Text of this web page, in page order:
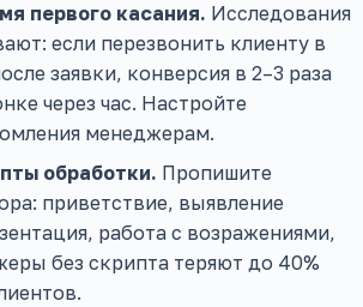
первого касания. Исследования
если перезвонить клиенту в
заявки, конверсия в 2–3 раза
через час. Настройте
менеджерам.
обработки. Пропишите
приветствие, выявление
работа с возражениями,
без скрипта теряют до 40%